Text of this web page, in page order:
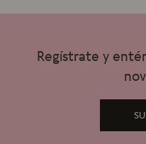
Regístrate y